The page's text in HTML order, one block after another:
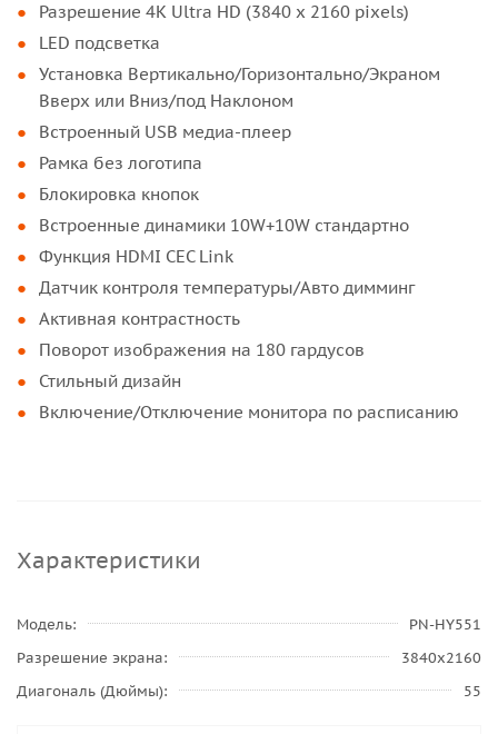
Разрешение 4K Ultra HD (3840 x 2160 pixels)
LED подсветка
Установка Вертикально/Горизонтально/Экраном
Вверх или Вниз/под Наклоном
Встроенный USB медиа-плеер
Рамка без логотипа
Блокировка кнопок
Встроенные динамики 10W+10W стандартно
Функция HDMI CEC Link
Датчик контроля температуры/Авто димминг
Активная контрастность
Поворот изображения на 180 гардусов
Стильный дизайн
Включение/Отключение монитора по расписанию
Характеристики
Модель
PN-HY551
Разрешение экрана
3840x2160
Диагональ (Дюймы)
55